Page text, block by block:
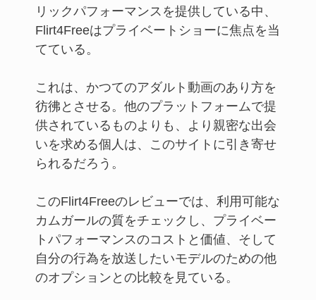
リックパフォーマンスを提供している中、
Flirt4Freeはプライベートショーに焦点を当
てている。
これは、かつてのアダルト動画のあり方を
彷彿とさせる。他のプラットフォームで提
供されているものよりも、より親密な出会
いを求める個人は、このサイトに引き寄せ
られるだろう。
このFlirt4Freeのレビューでは、利用可能な
カムガールの質をチェックし、プライベー
トパフォーマンスのコストと価値、そして
自分の行為を放送したいモデルのための他
のオプションとの比較を見ている。